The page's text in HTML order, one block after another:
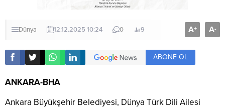
Dünya 12.12.2025 10:24 0 9 A+ A-
ABONE OL
ANKARA-BHA
Ankara Büyükşehir Belediyesi, Dünya Türk Dili Ailesi